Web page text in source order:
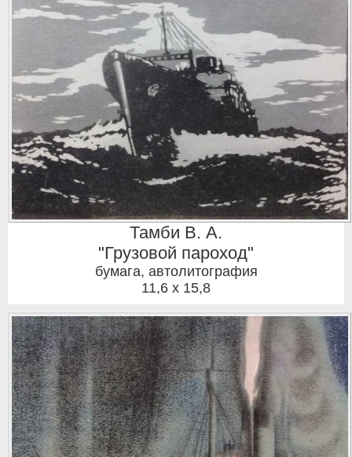
Тамби В. А.
"Грузовой пароход"
бумага, автолитография
11,6 x 15,8